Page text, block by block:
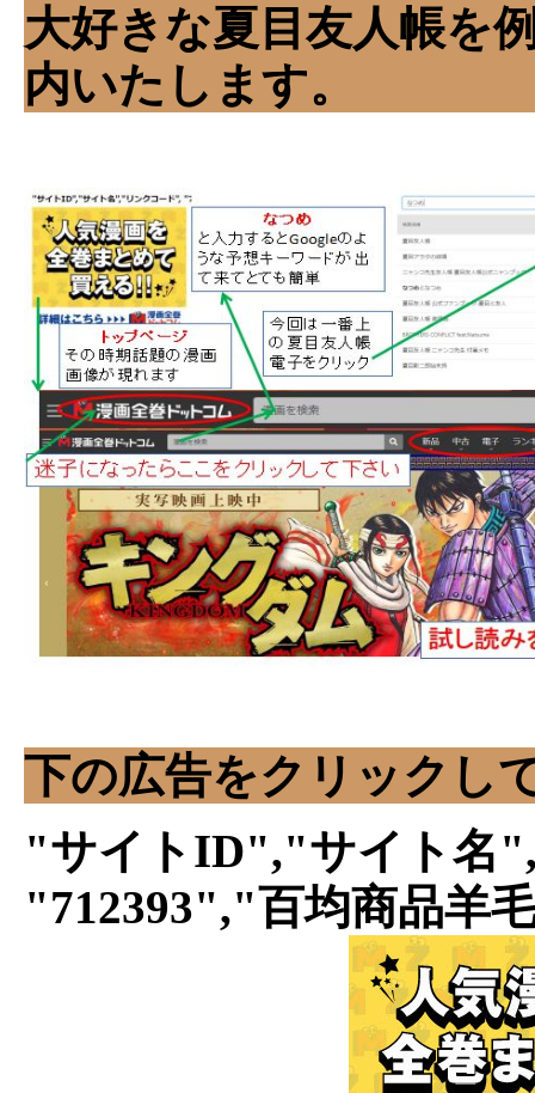
大好きな夏目友人帳を
内いたします。
下の広告をクリックし
"サイトID","サイト名
"712393","百均商品羊